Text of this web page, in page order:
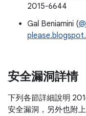
2015-6644
Gal Beniamini (
安全漏洞詳情
下列各節詳細說明
安全漏洞，另外也附